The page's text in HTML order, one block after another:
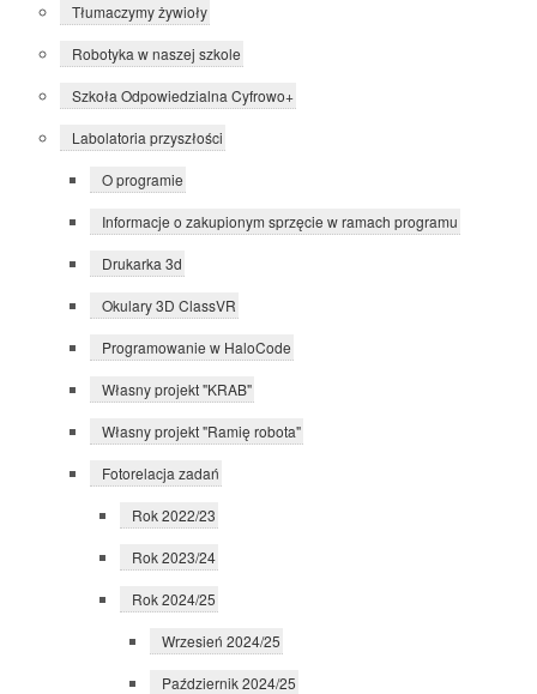
Tłumaczymy żywioły
Robotyka w naszej szkole
Szkoła Odpowiedzialna Cyfrowo+
Labolatoria przyszłości
O programie
Informacje o zakupionym sprzęcie w ramach programu
Drukarka 3d
Okulary 3D ClassVR
Programowanie w HaloCode
Własny projekt "KRAB"
Własny projekt "Ramię robota"
Fotorelacja zadań
Rok 2022/23
Rok 2023/24
Rok 2024/25
Wrzesień 2024/25
Październik 2024/25